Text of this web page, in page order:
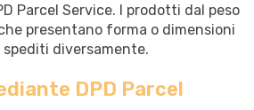
Parcel Service. I prodotti dal peso
presentano forma o dimensioni
diversamente.
DPD Parcel